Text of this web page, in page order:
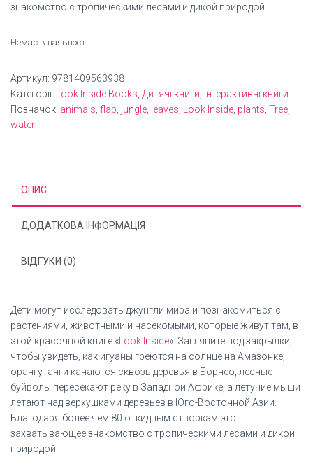
знакомство с тропическими лесами и дикой природой.
Немає в наявності
Артикул: 9781409563938
Категорії: Look Inside Books Дитячі книги Інтерактивні книги
Позначок: animals flap jungle leaves Look Inside plants Tree
water
ОПИС
ДОДАТКОВА ІНФОРМАЦІЯ
ВІДГУКИ (0)
Дети могут исследовать джунгли мира и познакомиться с
растениями, животными и насекомыми, которые живут там, в
этой красочной книге «Look Inside». Загляните под закрылки,
чтобы увидеть, как игуаны греются на солнце на Амазонке,
орангутанги качаются сквозь деревья в Борнео, лесные
буйволы пересекают реку в Западной Африке, а летучие мыши
летают над верхушками деревьев в Юго-Восточной Азии.
Благодаря более чем 80 откидным створкам это
захватывающее знакомство с тропическими лесами и дикой
природой.